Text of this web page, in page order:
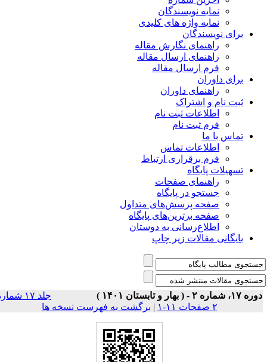
نمایه نویسندگان
نمایه واژه های کلیدی
برای نویسندگان
راهنمای نگارش مقاله
راهنمای ارسال مقاله
فرم ارسال مقاله
برای داوران
راهنمای داوران
ثبت نام و اشتراک
اطلاعات ثبت نام
فرم ثبت نام
تماس با ما
اطلاعات تماس
فرم برقراری ارتباط
تسهیلات پایگاه
راهنمای صفحات
جستجو در پایگاه
صفحه پرسش‌های متداول
صفحه برترین‌های پایگاه
اطلاع‌رسانی به دوستان
بایگانی مقالات زیر چاپ
شماره ۲ - ( بهار و تابستان ۱۴۰۱ )
جلد ۱۷ شماره
| برگشت به فهرست نسخه ها